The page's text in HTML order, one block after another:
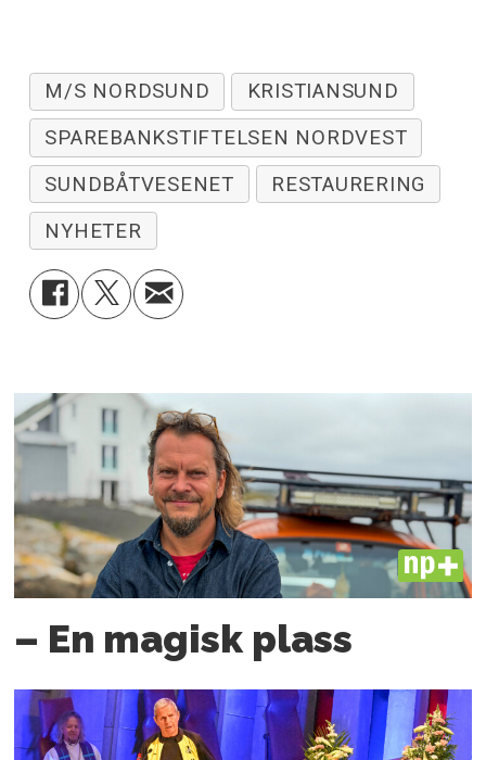
M/S NORDSUND
KRISTIANSUND
SPAREBANKSTIFTELSEN NORDVEST
SUNDBÅTVESENET
RESTAURERING
NYHETER
PLUS
– En magisk plass